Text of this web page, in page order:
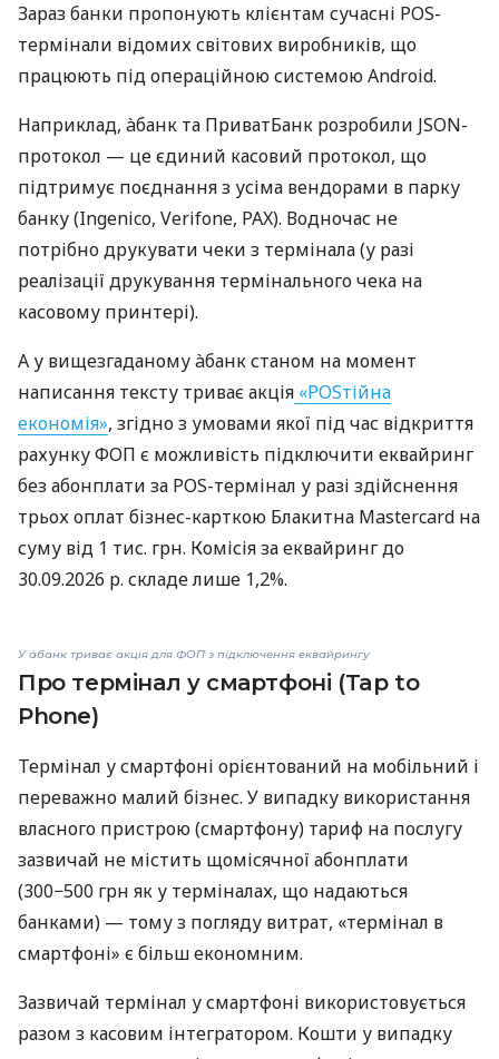
Зараз банки пропонують клієнтам сучасні POS-
термінали відомих світових виробників, що
працюють під операційною системою Android.
Наприклад, àбанк та ПриватБанк розробили JSON-
протокол — це єдиний касовий протокол, що
підтримує поєднання з усіма вендорами в парку
банку (Ingenico, Verifone, PAX). Водночас не
потрібно друкувати чеки з термінала (у разі
реалізації друкування термінального чека на
касовому принтері).
А у вищезгаданому àбанк станом на момент
написання тексту триває акція «POSтійна
економія», згідно з умовами якої під час відкриття
рахунку ФОП є можливість підключити еквайринг
без абонплати за POS-термінал у разі здійснення
трьох оплат бізнес-карткою Блакитна Mastercard на
суму від 1 тис. грн. Комісія за еквайринг до
30.09.2026 р. складе лише 1,2%.
У àбанк триває акція для ФОП з підключення еквайрингу
Про термінал у смартфоні (Tap to
Phone)
Термінал у смартфоні орієнтований на мобільний і
переважно малий бізнес. У випадку використання
власного пристрою (смартфону) тариф на послугу
зазвичай не містить щомісячної абонплати
(300−500 грн як у терміналах, що надаються
банками) — тому з погляду витрат, «термінал в
смартфоні» є більш економним.
Зазвичай термінал у смартфоні використовується
разом з касовим інтегратором. Кошти у випадку